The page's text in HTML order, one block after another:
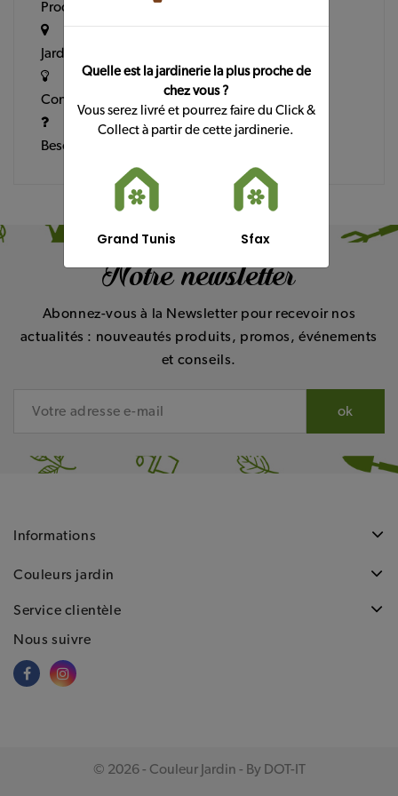
Quelle est la jardinerie la plus proche de
chez vous ?
Vous serez livré et pourrez faire du Click &
Collect à partir de cette jardinerie.
Grand Tunis Sfax
Conseils
Idées
Contact
Produits
Jardineries
Conseils & Idées
Besoin d’aide ?
Notre newsletter
Abonnez-vous à la Newsletter pour recevoir nos
actualités : nouveautés produits, promos, événements
et conseils.
Informations
Couleurs jardin
Service clientèle
Nous suivre
© 2026 - Couleur Jardin - By DOT-IT